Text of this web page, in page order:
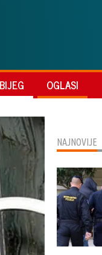
BIJEG OGLASI
NAJNOVIJE